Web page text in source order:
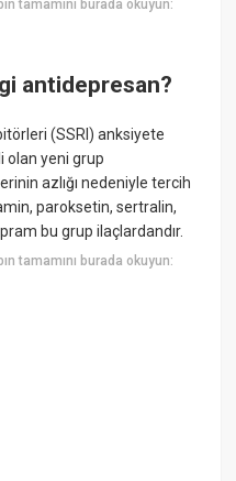
tamamını burada okuyun:
antidepresan?
(SSRI) anksiyete
olan yeni grup
azlığı nedeniyle tercih
paroksetin, sertralin,
bu grup ilaçlardandır.
tamamını burada okuyun: